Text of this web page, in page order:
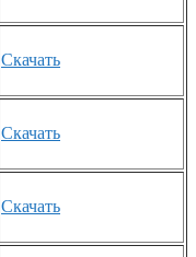
Скачать
Скачать
Скачать